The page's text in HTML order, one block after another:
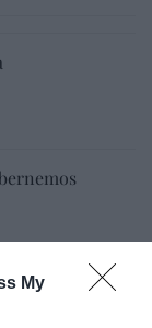
My
ni